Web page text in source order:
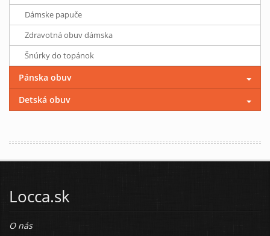
Dámske papuče
Zdravotná obuv dámska
Šnúrky do topánok
Pánska obuv
Detská obuv
Locca.sk
O nás